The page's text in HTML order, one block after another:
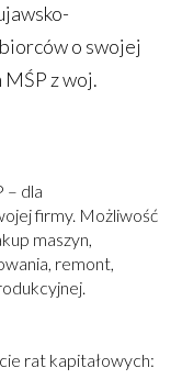
o swojej
z woj.
– dla
firmy. Możliwość
maszyn,
remont,
rat kapitałowych: